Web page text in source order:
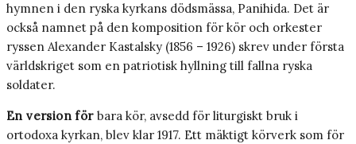
hymnen i den ryska kyrkans dödsmässa, Panihida. Det är
också namnet på den komposition för kör och orkester
ryssen Alexander Kastalsky (1856 – 1926) skrev under första
världskriget som en patriotisk hyllning till fallna ryska
soldater.
En version förbara kör, avsedd för liturgiskt bruk i
ortodoxa kyrkan, blev klar 1917. Ett mäktigt körverk som för